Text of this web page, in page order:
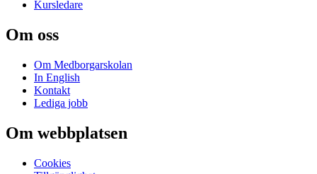
Kursledare
Om oss
Om Medborgarskolan
In English
Kontakt
Lediga jobb
Om webbplatsen
Cookies